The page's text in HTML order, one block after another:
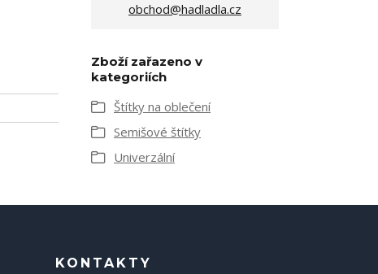
obchod@hadladla.cz
Zboží zařazeno v
kategoriích
Štítky na oblečení
Semišové štítky
Univerzální
KONTAKTY